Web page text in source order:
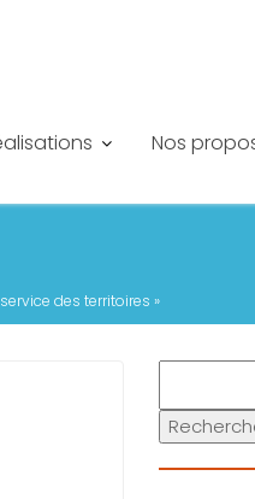
Nos
des territoires »